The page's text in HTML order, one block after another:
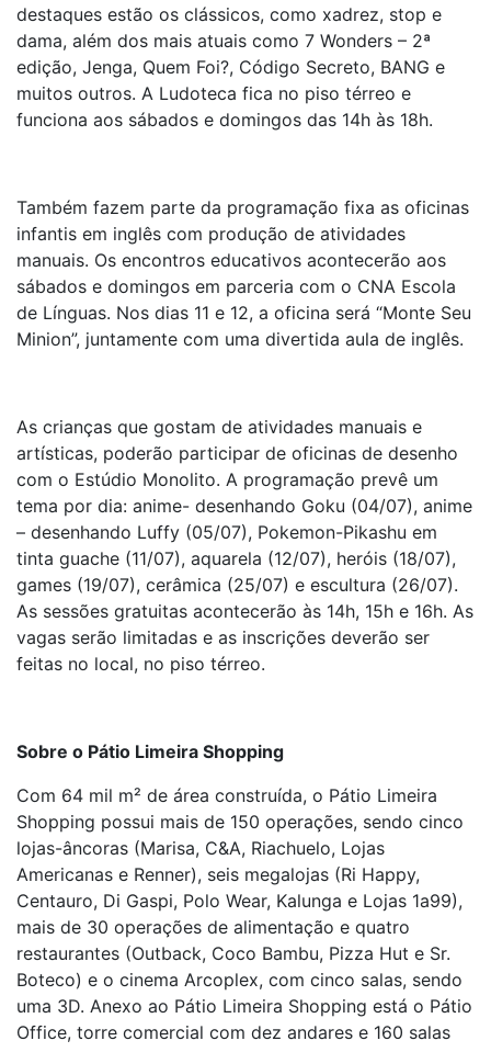
destaques estão os clássicos, como xadrez, stop e
dama, além dos mais atuais como 7 Wonders – 2ª
edição, Jenga, Quem Foi?, Código Secreto, BANG e
muitos outros. A Ludoteca fica no piso térreo e
funciona aos sábados e domingos das 14h às 18h.
Também fazem parte da programação fixa as oficinas
infantis em inglês com produção de atividades
manuais. Os encontros educativos acontecerão aos
sábados e domingos em parceria com o CNA Escola
de Línguas. Nos dias 11 e 12, a oficina será “Monte Seu
Minion”, juntamente com uma divertida aula de inglês.
As crianças que gostam de atividades manuais e
artísticas, poderão participar de oficinas de desenho
com o Estúdio Monolito. A programação prevê um
tema por dia: anime- desenhando Goku (04/07), anime
– desenhando Luffy (05/07), Pokemon-Pikashu em
tinta guache (11/07), aquarela (12/07), heróis (18/07),
games (19/07), cerâmica (25/07) e escultura (26/07).
As sessões gratuitas acontecerão às 14h, 15h e 16h. As
vagas serão limitadas e as inscrições deverão ser
feitas no local, no piso térreo.
Sobre o Pátio Limeira Shopping
Com 64 mil m² de área construída, o Pátio Limeira
Shopping possui mais de 150 operações, sendo cinco
lojas-âncoras (Marisa, C&A, Riachuelo, Lojas
Americanas e Renner), seis megalojas (Ri Happy,
Centauro, Di Gaspi, Polo Wear, Kalunga e Lojas 1a99),
mais de 30 operações de alimentação e quatro
restaurantes (Outback, Coco Bambu, Pizza Hut e Sr.
Boteco) e o cinema Arcoplex, com cinco salas, sendo
uma 3D. Anexo ao Pátio Limeira Shopping está o Pátio
Office, torre comercial com dez andares e 160 salas